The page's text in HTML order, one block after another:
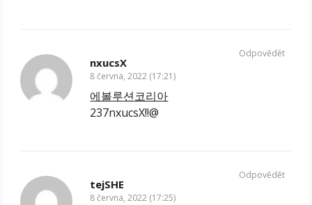
nxucsX
8 června, 2022 (17:21)
에볼루션코리아
237nxucsX!!@
Odpovědět
tejSHE
8 června, 2022 (17:25)
Odpovědět